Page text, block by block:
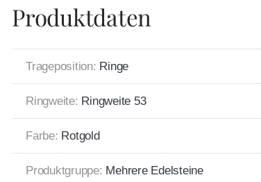
Produktdaten
Trageposition: Ringe
Ringweite: Ringweite 53
Farbe: Rotgold
Produktgruppe: Mehrere Edelsteine